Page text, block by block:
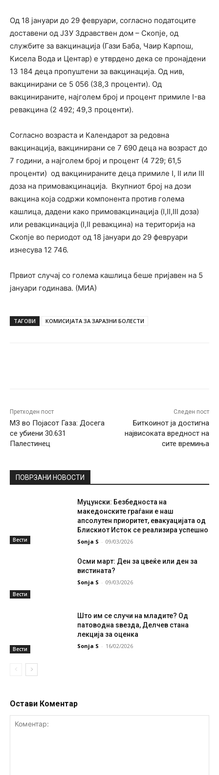
Oд 18 јануари до 29 февруари, согласно податоците
доставени од ЈЗУ Здравствен дом – Скопје, од
службите за вакцинација (Гази Баба, Чаир Карпош,
Кисела Вода и Центар) е утврдено дека се пронајдени
13 184 деца пропуштени за вакцинација. Oд нив,
вакцинирани се 5 056 (38,3 проценти). Од
вакцинираните, најголем број и процент примиле I-ва
ревакцина (2 492; 49,3 проценти).
Согласно возраста и Календарот за редовна
вакцинација, вакцинирани се 7 690 деца на возраст до
7 години, а најголем број и процент (4 729; 61,5
проценти) од вакцинираните деца примиле I, II или III
доза на примовакцинација. Вкупниот број на дози
вакцина која содржи компонента против голема
кашлица, дадени како примовакцинација (I,II,III доза)
или ревакцинација (I,II ревакцина) на територија на
Скопје во периодот од 18 јануари до 29 февруари
изнесува 12 746.
Првиот случај со голема кашлица беше пријавен на 5
јануари годинава. (МИА)
ТАГОВИ КОМИСИЈАТА ЗА ЗАРАЗНИ БОЛЕСТИ
Претходен пост
МЗ во Појасот Газа: Досега
се убиени 30.631
Палестинец
Следен пост
Биткоинот ја достигна
највисоката вредност на
сите времиња
ПОВРЗАНИ НОВОСТИ
Вести
Муцунски: Безбедноста на
македонските граѓани е наш
апсолутен приоритет, евакуацијата од
Блискиот Исток се реализира успешно
Sonja S - 09/03/2026
Вести
Осми март: Ден за цвеќе или ден за
вистината?
Sonja S - 09/03/2026
Вести
Што им се случи на младите? Од
патоводна ѕвезда, Делчев стана
лекција за оценка
Sonja S - 16/02/2026
Остави Коментар